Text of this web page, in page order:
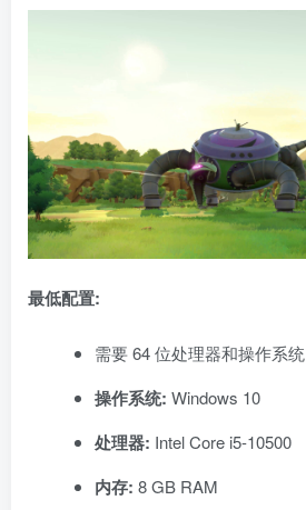
最低配置:
需要 64 位处理器和操作系统
操作系统: Windows 10
处理器: Intel Core i5-10500
内存: 8 GB RAM